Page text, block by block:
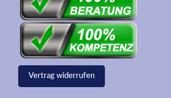
Vertrag widerrufen